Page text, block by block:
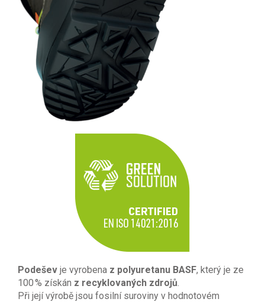
Podešev je vyrobena z polyuretanu BASF, který je ze
100 % získán z recyklovaných zdrojů.
Při její výrobě jsou fosilní suroviny v hodnotovém